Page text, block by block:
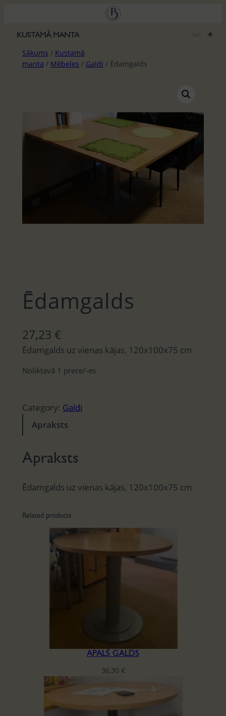
saturu
+
KUSTAMĀ MANTA
Sākums / Kustamā
manta / Mēbeles / Galdi / Ēdamgalds
Ēdamgalds
27,23 €
Ēdamgalds uz vienas kājas, 120x100x75 cm
Noliktavā 1 prece/-es
Category: Galdi
Apraksts
Apraksts
Ēdamgalds uz vienas kājas, 120x100x75 cm
Related products
APAĻŠ GALDS
36,30 €